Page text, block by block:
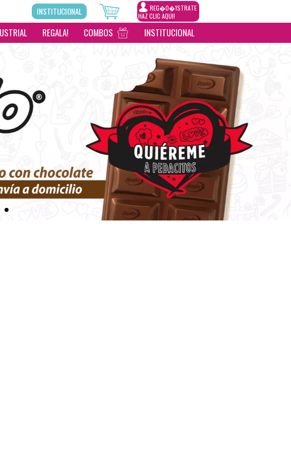
REG�0�1STRATE
HAZ CLIC AQUI!
INSTITUCIONAL
REGALA! COMBOS INSTITUCIONAL